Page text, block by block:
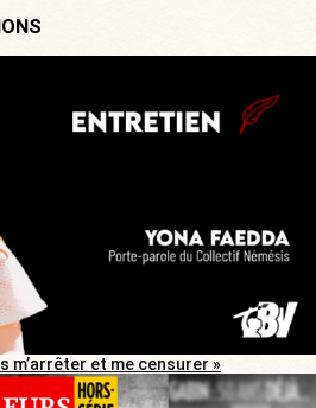
m’arrêter et me censurer »